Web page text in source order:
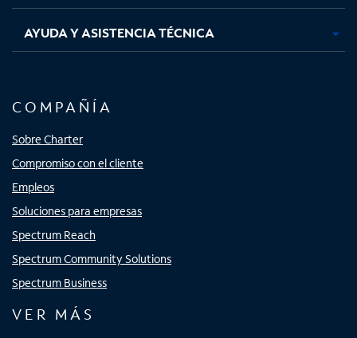
AYUDA Y ASISTENCIA TÉCNICA
COMPAÑÍA
Sobre Charter
Compromiso con el cliente
Empleos
Soluciones para empresas
Spectrum Reach
Spectrum Community Solutions
Spectrum Business
VER MÁS